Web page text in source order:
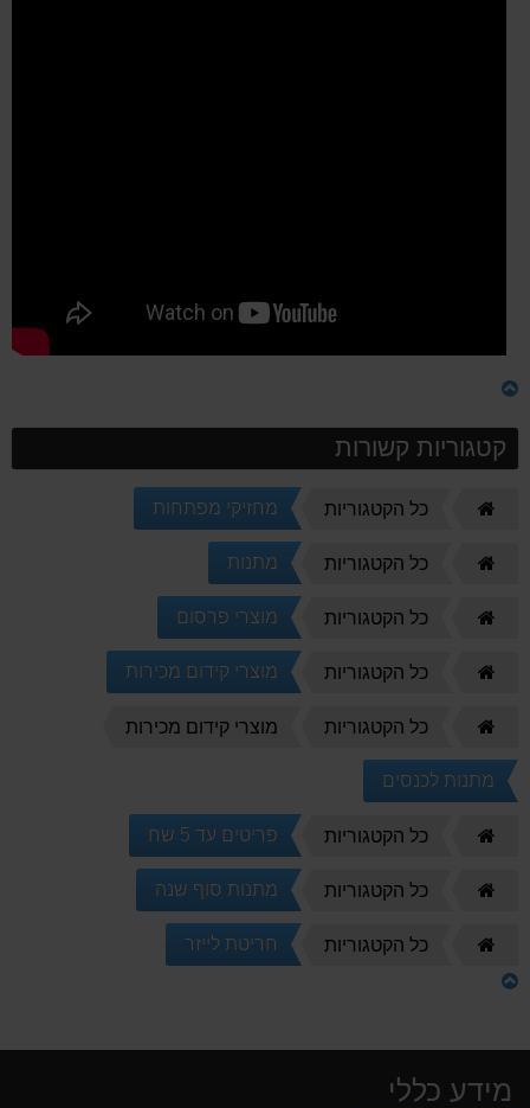
קטגוריות קשורות
כל הקטגוריות מחזיקי מפתחות
כל הקטגוריות מתנות
כל הקטגוריות מוצרי פרסום
כל הקטגוריות מוצרי קידום מכירות
כל הקטגוריות מוצרי קידום מכירות
מתנות לכנסים
כל הקטגוריות פריטים עד 5 שח
כל הקטגוריות מתנות סוף שנה
כל הקטגוריות חריטת לייזר
מידע כללי